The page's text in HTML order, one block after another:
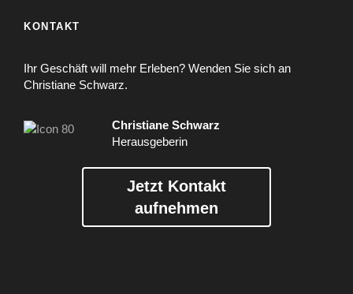
KONTAKT
Ihr Geschäft will mehr Erleben? Wenden Sie sich an
Christiane Schwarz.
Christiane Schwarz
Herausgeberin
Jetzt Kontakt
aufnehmen